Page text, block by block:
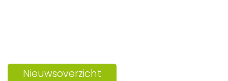
Nieuwsoverzicht